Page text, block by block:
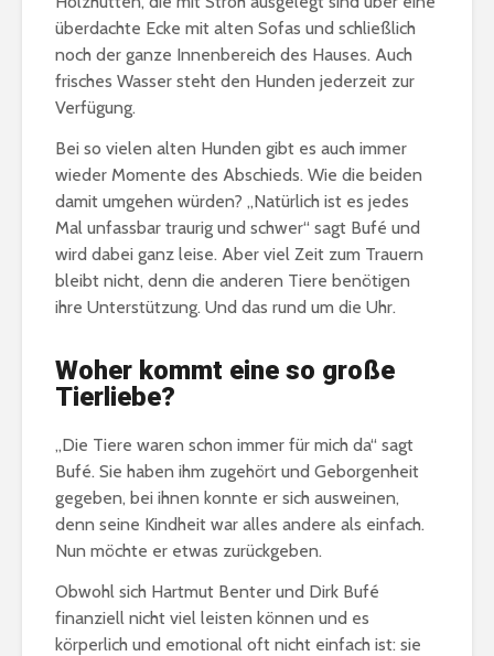
überdachte Ecke mit alten Sofas und schließlich
noch der ganze Innenbereich des Hauses. Auch
frisches Wasser steht den Hunden jederzeit zur
Verfügung.
Bei so vielen alten Hunden gibt es auch immer
wieder Momente des Abschieds. Wie die beiden
damit umgehen würden? „Natürlich ist es jedes
Mal unfassbar traurig und schwer“ sagt Bufé und
wird dabei ganz leise. Aber viel Zeit zum Trauern
bleibt nicht, denn die anderen Tiere benötigen
ihre Unterstützung. Und das rund um die Uhr.
Woher kommt eine so große
Tierliebe?
„Die Tiere waren schon immer für mich da“ sagt
Bufé. Sie haben ihm zugehört und Geborgenheit
gegeben, bei ihnen konnte er sich ausweinen,
denn seine Kindheit war alles andere als einfach.
Nun möchte er etwas zurückgeben.
Obwohl sich Hartmut Benter und Dirk Bufé
finanziell nicht viel leisten können und es
körperlich und emotional oft nicht einfach ist: sie